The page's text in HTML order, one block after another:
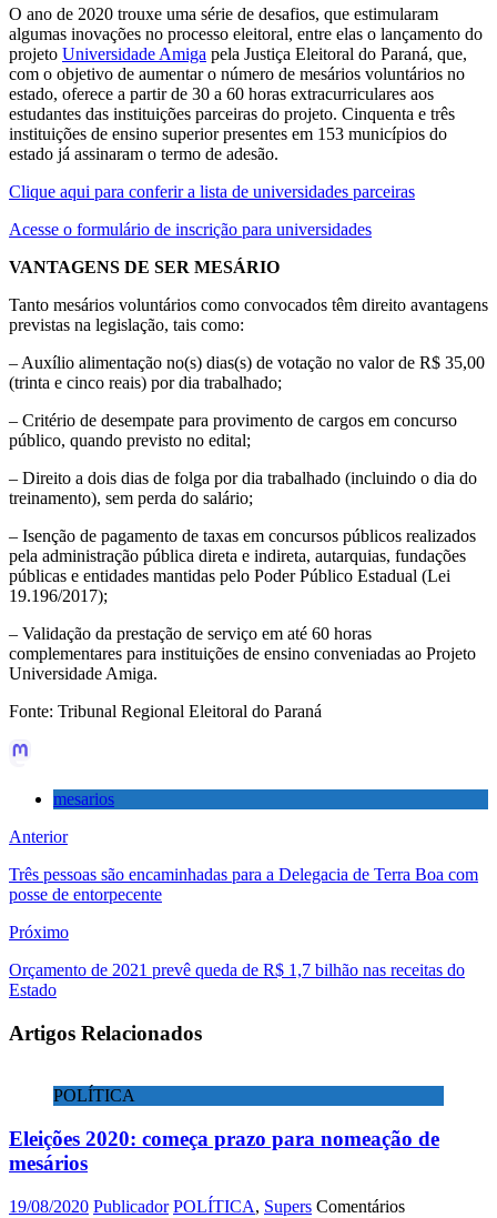
O ano de 2020 trouxe uma série de desafios, que estimularam
algumas inovações no processo eleitoral, entre elas o lançamento do
projeto Universidade Amiga pela Justiça Eleitoral do Paraná, que,
com o objetivo de aumentar o número de mesários voluntários no
estado, oferece a partir de 30 a 60 horas extracurriculares aos
estudantes das instituições parceiras do projeto. Cinquenta e três
instituições de ensino superior presentes em 153 municípios do
estado já assinaram o termo de adesão.
Clique aqui para conferir a lista de universidades parceiras
Acesse o formulário de inscrição para universidades
VANTAGENS DE SER MESÁRIO
Tanto mesários voluntários como convocados têm direito avantagens
previstas na legislação, tais como:
– Auxílio alimentação no(s) dias(s) de votação no valor de R$ 35,00
(trinta e cinco reais) por dia trabalhado;
– Critério de desempate para provimento de cargos em concurso
público, quando previsto no edital;
– Direito a dois dias de folga por dia trabalhado (incluindo o dia do
treinamento), sem perda do salário;
– Isenção de pagamento de taxas em concursos públicos realizados
pela administração pública direta e indireta, autarquias, fundações
públicas e entidades mantidas pelo Poder Público Estadual (Lei
19.196/2017);
– Validação da prestação de serviço em até 60 horas
complementares para instituições de ensino conveniadas ao Projeto
Universidade Amiga.
Fonte: Tribunal Regional Eleitoral do Paraná
mesarios
Anterior
Três pessoas são encaminhadas para a Delegacia de Terra Boa com
posse de entorpecente
Próximo
Orçamento de 2021 prevê queda de R$ 1,7 bilhão nas receitas do
Estado
Artigos Relacionados
POLÍTICA
Eleições 2020: começa prazo para nomeação de
mesários
19/08/2020 Publicador POLÍTICA, Supers Comentários